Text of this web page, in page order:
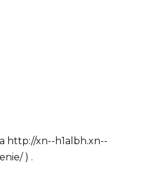
http://xn--h1albh.xn--
) .